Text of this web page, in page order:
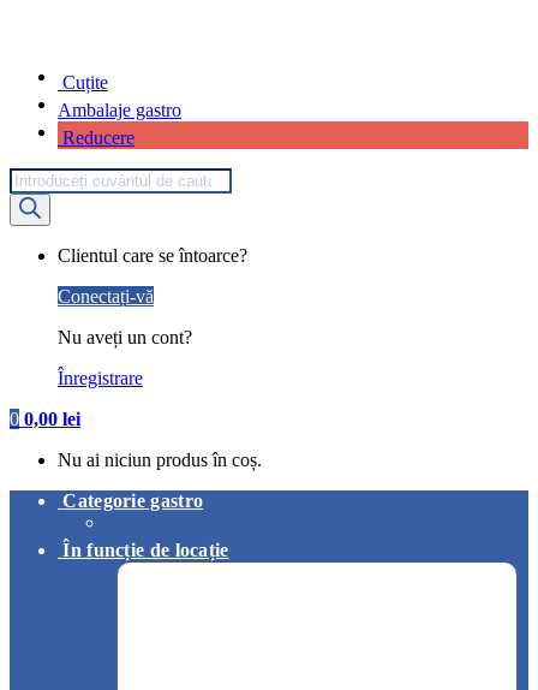
Cuțite
Ambalaje gastro
Reducere
Products
search
Clientul care se întoarce?
Conectați-vă
Nu aveți un cont?
Înregistrare
0 0,00 lei
Nu ai niciun produs în coș.
Categorie gastro
În funcție de locație